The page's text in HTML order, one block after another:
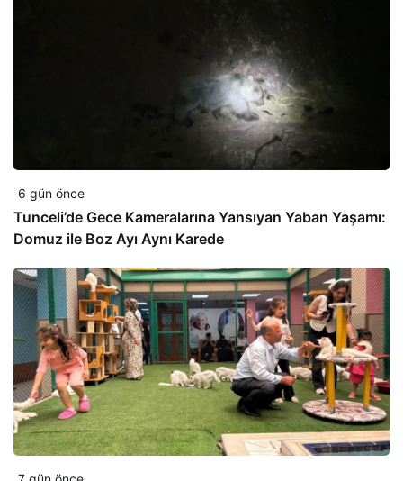
6 gün önce
Tunceli’de Gece Kameralarına Yansıyan Yaban Yaşamı:
Domuz ile Boz Ayı Aynı Karede